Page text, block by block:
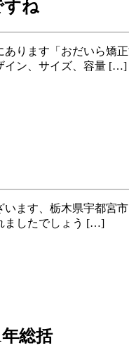
すね
ります「おだいら矯
イン、サイズ、容量 […]
ます、栃木県宇都宮
ましたでしょう […]
総括